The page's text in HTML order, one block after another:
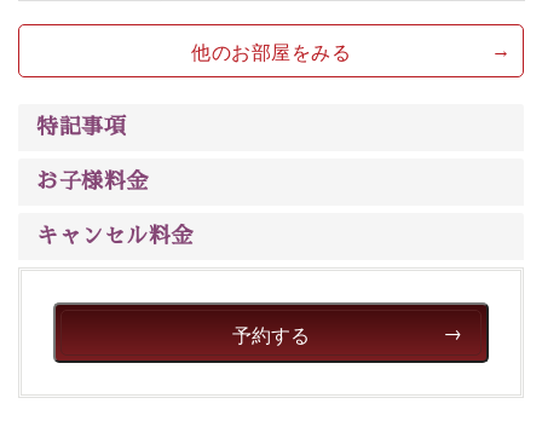
清らかな源泉、自然の恵みあるお食事、諏訪湖に包まれ
るお部屋、 大人のたしなみを感じていただける、美しく
癒される宿で贅沢に幸せのときを安心してお過ごしくだ
さい。
他のお部屋をみる
特記事項
お子様料金
キャンセル料金
予約する